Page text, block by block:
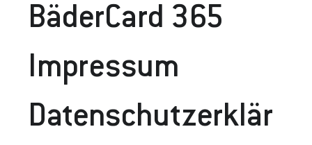
BäderCard 365
Impressum
Datenschutzerklär